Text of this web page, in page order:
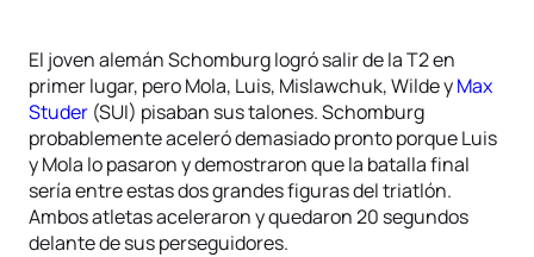
El joven alemán Schomburg logró salir de la T2 en
primer lugar, pero Mola, Luis, Mislawchuk, Wilde yMax
Studer (SUI) pisaban sus talones. Schomburg
probablemente aceleró demasiado pronto porque Luis
y Mola lo pasaron y demostraron que la batalla final
sería entre estas dos grandes figuras del triatlón.
Ambos atletas aceleraron y quedaron 20 segundos
delante de sus perseguidores.